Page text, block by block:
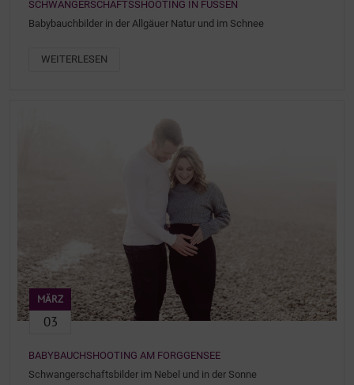
SCHWANGERSCHAFTSSHOOTING IN FÜSSEN
Babybauchbilder in der Allgäuer Natur und im Schnee
WEITERLESEN
MÄRZ
03
BABYBAUCHSHOOTING AM FORGGENSEE
Schwangerschaftsbilder im Nebel und in der Sonne